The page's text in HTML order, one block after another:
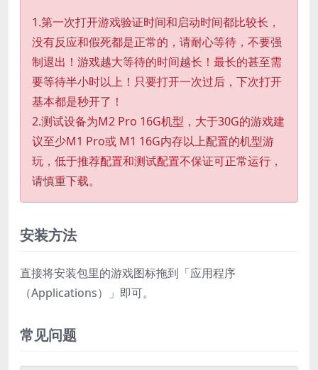
1.第一次打开游戏验证时间和启动时间都比较长，
没有反应和假死都是正常的，请耐心等待，不要强
制退出！游戏越大等待的时间越长！最长的甚至需
要等待半小时以上！只要打开一次过后，下次打开
基本都是秒开了！
2.测试设备为M2 Pro 16G机型，大于30G的游戏建
议至少M1 Pro或 M1 16G内存以上配置的机型游
玩，低于推荐配置和测试配置不保证可正常运行，
请慎重下载。
安装方法
直接将安装包里的游戏图标拖到「应用程序
（Applications）」即可。
常见问题